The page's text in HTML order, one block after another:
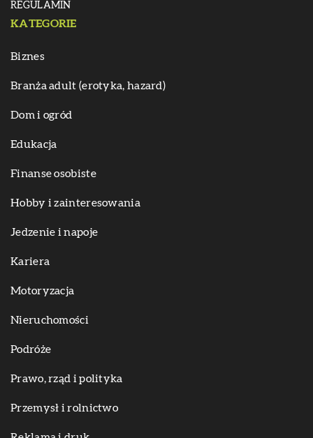
REGULAMIN
KATEGORIE
Biznes
Branża adult (erotyka, hazard)
Dom i ogród
Edukacja
Finanse osobiste
Hobby i zainteresowania
Jedzenie i napoje
Kariera
Motoryzacja
Nieruchomości
Podróże
Prawo, rząd i polityka
Przemysł i rolnictwo